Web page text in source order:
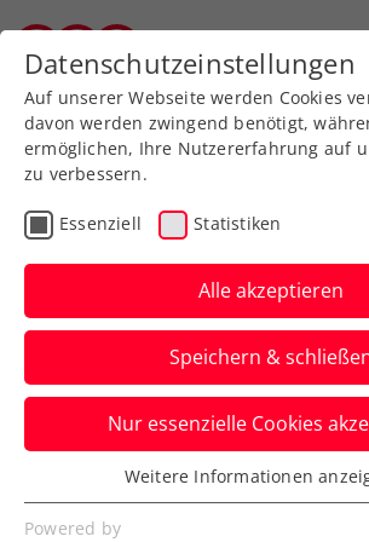
Zurück zur Newsübersicht
Turniere
Alpstar Ladies
Vienna: Kraus hält
Österreichs
Die heimische Nummer zwei
W60-Turnier im UTC La Ville
Einzel und Doppel weiter.
Verfasst von: Manuel Wachta, 07.09.2023
Datenschutzeinstellungen
Auf unserer Webseite werden Cookies
davon werden zwingend benötigt,
ermöglichen, Ihre Nutzererfahrung auf
zu verbessern.
Essenziell Statistiken
Alle akzeptieren
Speichern &
Nur essenzielle Cookies
Essenziell
Essenzielle Cookies werden für
Weitere Informationen
Powered by